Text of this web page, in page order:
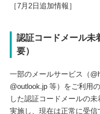
［7月2日追加情報］
認証コードメール未
要）
一部のメールサービス（
@outlook.jp 等）をご利用
した認証コードメールの
実施し、現在は正常に受信